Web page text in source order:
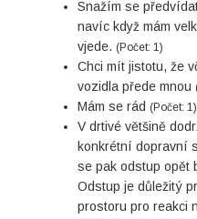
Snažím se
navíc když mám
vjede. (Počet: 1)
Chci mít jistotu, že
vozidla přede mnou
Mám se rád (Počet: 1)
V drtivé většině
konkrétní dopravní
se pak odstup opět
Odstup je důležitý
prostoru pro reakci